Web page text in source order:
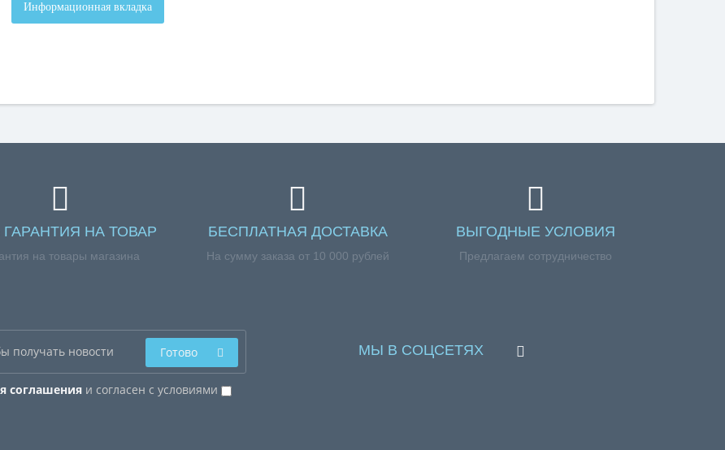
Информационная вкладка
ГАРАНТИЯ НА ТОВАР
на товары магазина
БЕСПЛАТНАЯ ДОСТАВКА
На сумму заказа от 10 000 рублей
ВЫГОДНЫЕ УСЛОВИЯ
Предлагаем сотрудничество
соглашенияи согласен с условиями
Готово МЫ В СОЦСЕТЯХ